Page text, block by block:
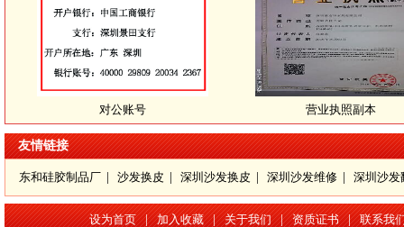
对公账号 营业执照副本
友情链接
东和硅胶制品厂 沙发换皮 深圳沙发换皮 深圳沙发维修 深圳沙发
设为首页 | 加入收藏 | 关于我们 | 资质证书 | 联系我